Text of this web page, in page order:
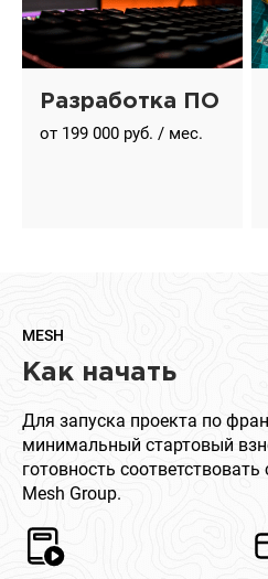
Разработка ПО
от 199 000 руб. / мес.
MESH
Как начать
Для запуска проекта по
минимальный стартовый
готовность
Mesh Group.